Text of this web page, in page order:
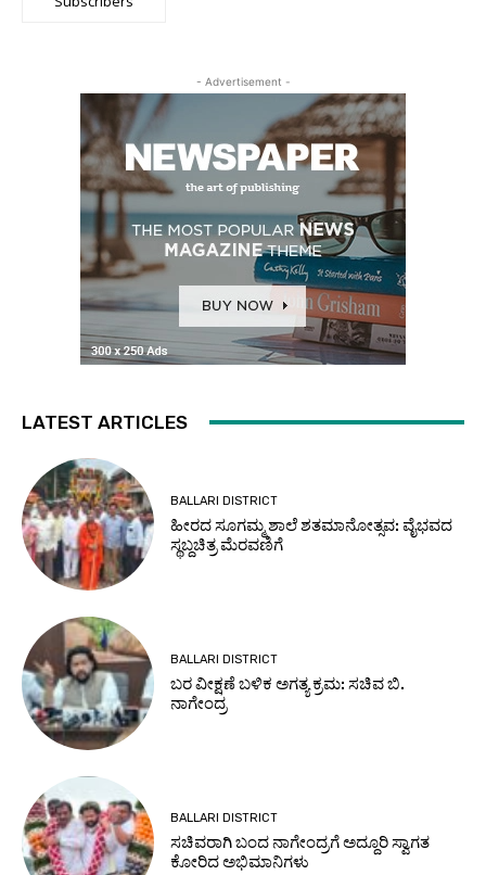
- Advertisement -
LATEST ARTICLES
BALLARI DISTRICT
ಹೀರದ ಸೂಗಮ್ಮ ಶಾಲೆ ಶತಮಾನೋತ್ಸವ: ವೈಭವದ
ಸ್ಥಬ್ದಚಿತ್ರ ಮೆರವಣಿಗೆ
BALLARI DISTRICT
ಬರ ವೀಕ್ಷಣೆ ಬಳಿಕ ಅಗತ್ಯ ಕ್ರಮ: ಸಚಿವ ಬಿ.
ನಾಗೇಂದ್ರ
BALLARI DISTRICT
ಸಚಿವರಾಗಿ ಬಂದ ನಾಗೇಂದ್ರಗೆ ಅದ್ದೂರಿ ಸ್ವಾಗತ
ಕೋರಿದ ಅಭಿಮಾನಿಗಳು